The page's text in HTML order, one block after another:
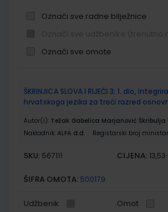
Označi sve radne bilježnice
Označi sve omote
proizvodi
ŠKRINJICA SLOVA I RIJEČI 3; 1. dio,
hrvatskoga jezika za treći razred
Autor(i): Težak Gabelica Marjanović Škribulja
Nakladnik: ALFA d.d. Registarski broj
SKU: 567111 CIJENA:
ŠIFRA OMOTA: 500179
Udžbenik Omot